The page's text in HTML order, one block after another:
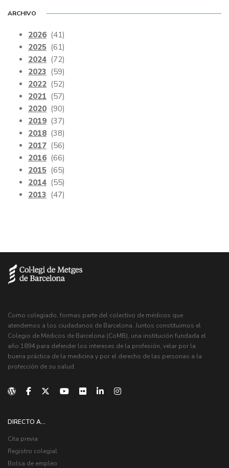
ARCHIVO
2026 (41)
2025 (61)
2024 (72)
2023 (59)
2022 (52)
2021 (57)
2020 (90)
2019 (37)
2018 (38)
2017 (56)
2016 (66)
2015 (65)
2014 (55)
2013 (47)
Como colegiado, formas parte del colectivo de médicos que
atendemos a los ciudadanos de Barcelona. Juntos constituimos el
Colegio de Médicos de Barcelona (CoMB), una institución fundada el
año 1894 para defender los intereses de la profesión, velar por la
buena práctica de la medicina y por el derecho de las personas a la
protección de su salud.
DIRECTO A...
Cita previa
Registro colegial
Bolsa de empleo